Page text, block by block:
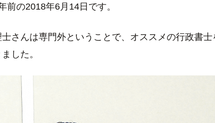
前の2018年6月14日です。
さんは専門外ということで、オススメの行政書士
した。